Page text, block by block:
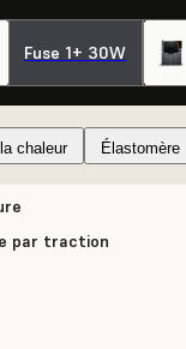
Fuse 1+ 30W
chaleur Élastomère
par traction